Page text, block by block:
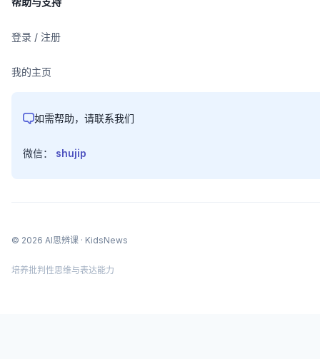
登录 / 注册
我的主页
如需帮助，请联系我们
微信： shujip
© 2026 AI思辨课 · KidsNews
培养批判性思维与表达能力